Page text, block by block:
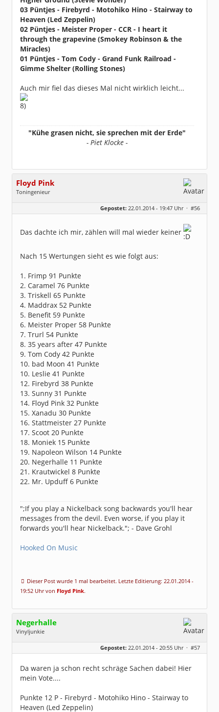
03 Püntjes - Firebyrd - Motohiko Hino - Stairway to
Heaven (Led Zeppelin)
02 Püntjes - Meister Proper - CCR - I heart it
through the grapevine (Smokey Robinson & the
Miracles)
01 Püntjes - Tom Cody - Grand Funk Railroad -
Gimme Shelter (Rolling Stones)
Auch mir fiel das dieses Mal nicht wirklich leicht...
"Kühe grasen nicht, sie sprechen mit der Erde"
- Piet Klocke -
Floyd Pink
Toningenieur
Beiträge:
7827
Gepostet: 22.01.2014 - 19:47 Uhr · #56
Das dachte ich mir, zählen will mal wieder keiner
Nach 15 Wertungen sieht es wie folgt aus:
1. Frimp 91 Punkte
2. Caramel 76 Punkte
3. Triskell 65 Punkte
4. Maddrax 52 Punkte
5. Benefit 59 Punkte
6. Meister Proper 58 Punkte
7. Trurl 54 Punkte
8. 35 years after 47 Punkte
9. Tom Cody 42 Punkte
10. bad Moon 41 Punkte
10. Leslie 41 Punkte
12. Firebyrd 38 Punkte
13. Sunny 31 Punkte
14. Floyd Pink 32 Punkte
15. Xanadu 30 Punkte
16. Stattmeister 27 Punkte
17. Scoot 20 Punkte
18. Moniek 15 Punkte
19. Napoleon Wilson 14 Punkte
20. Negerhalle 11 Punkte
21. Krautwickel 8 Punkte
22. Mr. Upduff 6 Punkte
";If you play a Nickelback song backwards you'll hear
messages from the devil. Even worse, if you play it
forwards you'll hear Nickelback."; - Dave Grohl
Hooked On Music
Dieser Post wurde 1 mal bearbeitet. Letzte Editierung: 22.01.2014 -
19:52 Uhr von Floyd Pink.
Negerhalle
Vinyljunkie
Geschlecht:
keine Angabe
Dabei seit:
01 / 2011
Gepostet: 22.01.2014 - 20:55 Uhr · #57
Da waren ja schon recht schräge Sachen dabei! Hier
mein Vote....
Punkte 12 P - Firebyrd - Motohiko Hino - Stairway to
Heaven (Led Zeppelin)